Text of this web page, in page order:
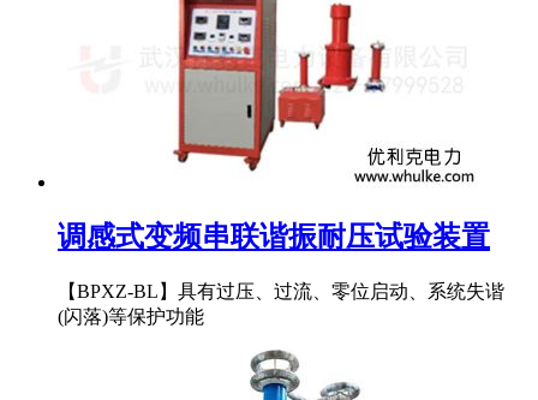
调感式变频串联谐振耐压试验装置
【BPXZ-BL】具有过压、过流、零位启动、系统失谐
(闪落)等保护功能